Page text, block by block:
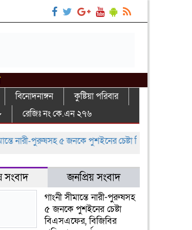
বিনোদনাঙ্গন
কুষ্টিয়া পরিবার
রেজিঃ নং কে.এন ২৭৬
নারী-পুরুষসহ ৫ জনকে পুশইনের চেষ্টা বিএসএফের, বিজিবির
সংবাদ জনপ্রিয় সংবাদ
গাংনী সীমান্তে নারী-পুরুষসহ
৫ জনকে পুশইনের চেষ্টা
বিএসএফের, বিজিবির